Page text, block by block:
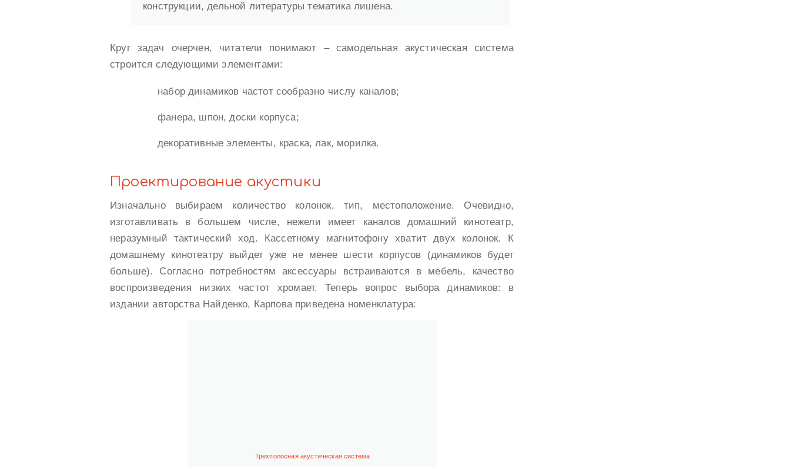
конструкции, дельной литературы тематика лишена.
Круг задач очерчен, читатели понимают – самодельная акустическая система
строится следующими элементами:
набор динамиков частот сообразно числу каналов;
фанера, шпон, доски корпуса;
декоративные элементы, краска, лак, морилка.
Проектирование акустики
Изначально выбираем количество колонок, тип, местоположение. Очевидно,
изготавливать в большем числе, нежели имеет каналов домашний кинотеатр,
неразумный тактический ход. Кассетному магнитофону хватит двух колонок. К
домашнему кинотеатру выйдет уже не менее шести корпусов (динамиков будет
больше). Согласно потребностям аксессуары встраиваются в мебель, качество
воспроизведения низких частот хромает. Теперь вопрос выбора динамиков: в
издании авторства Найденко, Карпова приведена номенклатура:
Трехполосная акустическая система